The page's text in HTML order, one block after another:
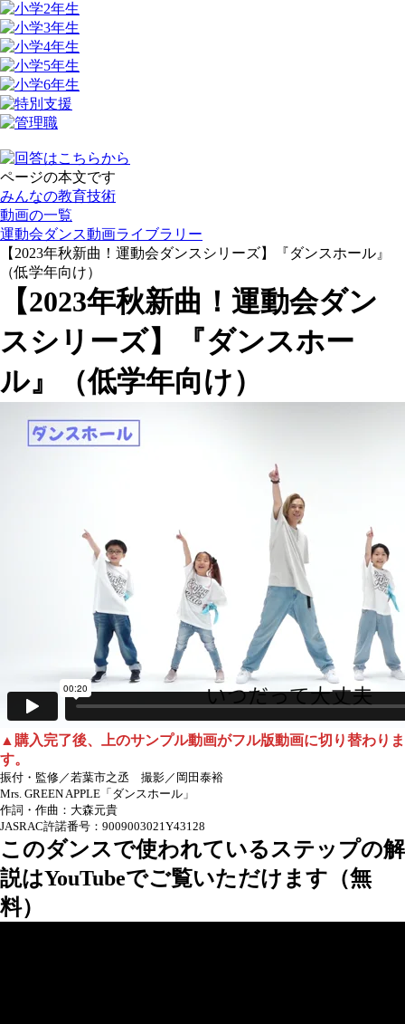
ページの本文です
みんなの教育技術
動画の一覧
運動会ダンス動画ライブラリー
【2023年秋新曲！運動会ダンスシリーズ】『ダンスホール』
（低学年向け）
【2023年秋新曲！運動会ダン
スシリーズ】『ダンスホー
ル』（低学年向け）
▲購入完了後、上のサンプル動画がフル版動画に切り替わりま
す。
振付・監修／若葉市之丞 撮影／岡田泰裕
Mrs. GREEN APPLE「ダンスホール」
作詞・作曲：大森元貴
JASRAC許諾番号：9009003021Y43128
このダンスで使われているステップの解
説はYouTubeでご覧いただけます（無
料）